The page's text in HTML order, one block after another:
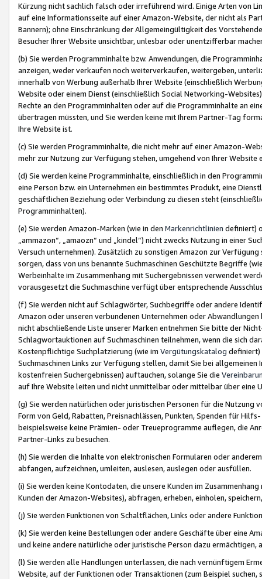
Kürzung nicht sachlich falsch oder irreführend wird. Einige Arten von
auf eine Informationsseite auf einer Amazon-Website, der nicht als
Bannern); ohne Einschränkung der Allgemeingültigkeit des
Besucher Ihrer Website unsichtbar, unlesbar oder unentzifferbar
(b) Sie werden Programminhalte bzw. Anwendungen, die
anzeigen, weder verkaufen noch weiterverkaufen, weitergeben,
innerhalb von Werbung außerhalb Ihrer Website (einschließlich
Website oder einem Dienst (einschließlich Social Networking-
Rechte an den Programminhalten oder auf die Programminhalte an
übertragen müssten, und Sie werden keine mit Ihrem Partner-Tag
Ihre Website ist.
(c) Sie werden Programminhalte, die nicht mehr auf einer Amazon-
mehr zur Nutzung zur Verfügung stehen, umgehend von Ihrer
(d) Sie werden keine Programminhalte, einschließlich in den
eine Person bzw. ein Unternehmen ein bestimmtes Produkt, eine
geschäftlichen Beziehung oder Verbindung zu diesen steht
Programminhalten).
(e) Sie werden Amazon-Marken (wie in den Markenrichtlinien definiert)
„ammazon“, „amaozn“ und „kindel“) nicht zwecks Nutzung in einer
Versuch unternehmen). Zusätzlich zu sonstigen Amazon zur
sorgen, dass von uns benannte Suchmaschinen Geschützte Begriffe
Werbeinhalte im Zusammenhang mit Suchergebnissen verwendet
vorausgesetzt die Suchmaschine verfügt über entsprechende
(f) Sie werden nicht auf Schlagwörter, Suchbegriffe oder andere
Amazon oder unseren verbundenen Unternehmen oder
nicht abschließende Liste unserer Marken entnehmen Sie bitte der
Schlagwortauktionen auf Suchmaschinen teilnehmen, wenn die sich
Kostenpflichtige Suchplatzierung (wie im Vergütungskatalog definiert)
Suchmaschinen Links zur Verfügung stellen, damit Sie bei
kostenfreien Suchergebnissen) auftauchen, solange Sie die
auf Ihre Website leiten und nicht unmittelbar oder mittelbar über eine
(g) Sie werden natürlichen oder juristischen Personen für die Nutzung
Form von Geld, Rabatten, Preisnachlässen, Punkten, Spenden für
beispielsweise keine Prämien- oder Treueprogramme auflegen, die
Partner-Links zu besuchen.
(h) Sie werden die Inhalte von elektronischen Formularen oder
abfangen, aufzeichnen, umleiten, auslesen, auslegen oder ausfüllen.
(i) Sie werden keine Kontodaten, die unsere Kunden im
Kunden der Amazon-Websites), abfragen, erheben, einholen,
(j) Sie werden Funktionen von Schaltflächen, Links oder andere
(k) Sie werden keine Bestellungen oder andere Geschäfte über eine
und keine andere natürliche oder juristische Person dazu
(l) Sie werden alle Handlungen unterlassen, die nach vernünftigem
Website, auf der Funktionen oder Transaktionen (zum Beispiel